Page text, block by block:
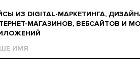
ИЗ DIGITAL-МАРКЕТИНГА,
МАГАЗИНОВ, ВЕБСАЙТОВ И